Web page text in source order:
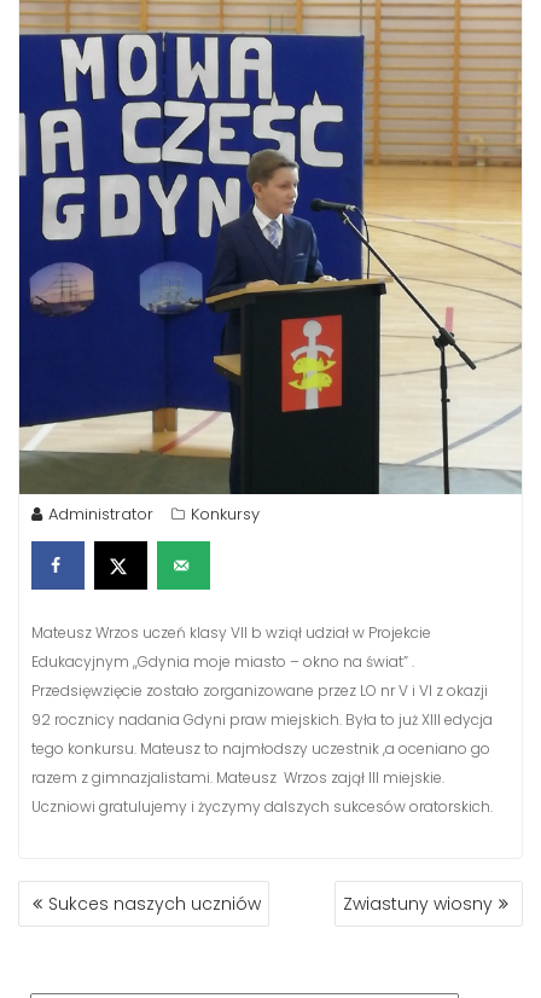
Administrator Konkursy
Mateusz Wrzos uczeń klasy VII b wziął udział w Projekcie
Edukacyjnym ,,Gdynia moje miasto – okno na świat” .
Przedsięwzięcie zostało zorganizowane przez LO nr V i VI z okazji
92 rocznicy nadania Gdyni praw miejskich. Była to już XIII edycja
tego konkursu. Mateusz to najmłodszy uczestnik ,a oceniano go
razem z gimnazjalistami. Mateusz Wrzos zajął III miejskie.
Uczniowi gratulujemy i życzymy dalszych sukcesów oratorskich.
NAWIGACJA
WPISU
Sukces naszych uczniów Zwiastuny wiosny